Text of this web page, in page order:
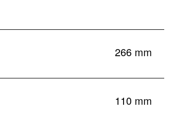
266 mm
110 mm